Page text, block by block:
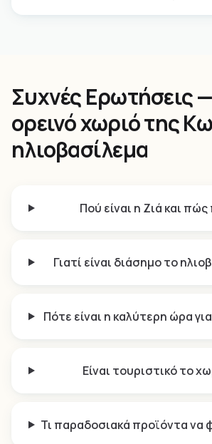
Συχνές Ερωτήσεις
ορεινό χωριό της
ηλιοβασίλεμα
Πού είναι η Ζιά και
Γιατί είναι διάσημο το
Πότε είναι η καλύτερη ώρα
Είναι τουριστικό το
Τι παραδοσιακά προϊόντα να